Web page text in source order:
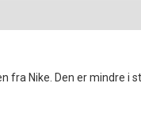
fra Nike. Den er mindre